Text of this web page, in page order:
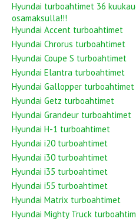
Hyundai turboahtimet 36
osamaksulla!!!
Hyundai Accent turboahtimet
Hyundai Chrorus turboahtimet
Hyundai Coupe S turboahtimet
Hyundai Elantra turboahtimet
Hyundai Gallopper turboahtimet
Hyundai Getz turboahtimet
Hyundai Grandeur turboahtimet
Hyundai H-1 turboahtimet
Hyundai i20 turboahtimet
Hyundai i30 turboahtimet
Hyundai i35 turboahtimet
Hyundai i55 turboahtimet
Hyundai Matrix turboahtimet
Hyundai Mighty Truck